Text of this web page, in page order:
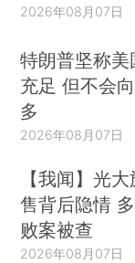
2026年08月07日
特朗普坚称
充足 但不会
多
2026年08月07日
【我闻】光
售背后隐情
败案被查
2026年08月07日